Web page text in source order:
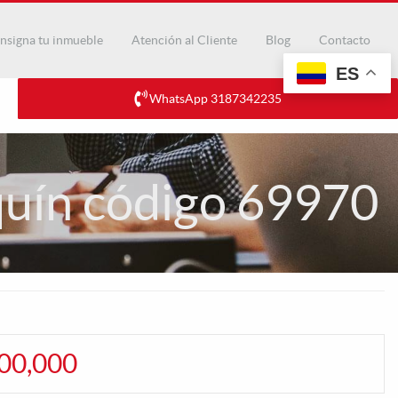
tu inmueble Atención al Cliente Blog Contacto
WhatsApp 3187342235
código 69970
ES